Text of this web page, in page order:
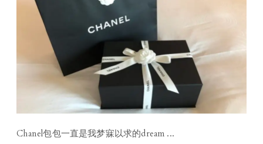
Chanel包包一直是我梦寐以求的dream ...